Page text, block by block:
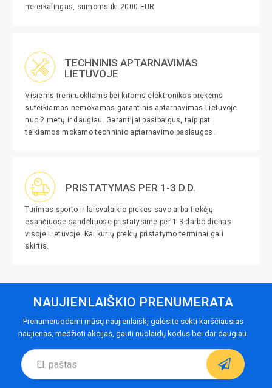
nereikalingas, sumoms iki 2000 EUR.
TECHNINIS APTARNAVIMAS
LIETUVOJE
Visiems treniruokliams bei kitoms elektronikos prekėms
suteikiamas nemokamas garantinis aptarnavimas Lietuvoje
nuo 2 metų ir daugiau. Garantijai pasibaigus, taip pat
teikiamos mokamo techninio aptarnavimo paslaugos.
PRISTATYMAS PER 1-3 D.D.
Turimas sporto ir laisvalaikio prekes savo arba tiekėjų
esančiuose sandėliuose pristatysime per 1-3 darbo dienas
visoje Lietuvoje. Kai kurių prekių pristatymo terminai gali
skirtis.
NAUJIENLAIŠKIO PRENUMERATA
Prenumeruodami mūsų naujienlaiškį galėsite sekti karščiausias
naujienas, medžioti akcijas, gauti nuolaidų kodus bei dar daugiau.